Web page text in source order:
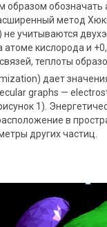
образом
метод
не учитываются
атоме кислорода и
теплоты
дает
graphs —
1).
в
других частиц.